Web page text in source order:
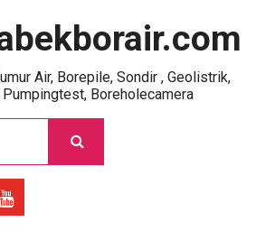
Air, Borepile, Sondir , Geolistrik,
Boreholecamera